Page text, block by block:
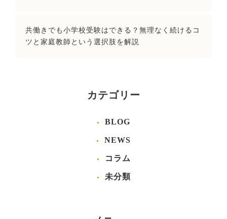
共働きでも小学校受験はできる？無理なく続けるコ
ツと家庭教師という選択肢を解説
カテゴリー
BLOG
NEWS
コラム
未分類